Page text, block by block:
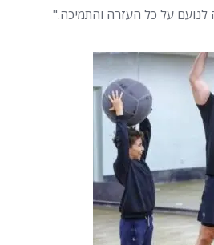
לנועם על כל העזרה והתמיכה."